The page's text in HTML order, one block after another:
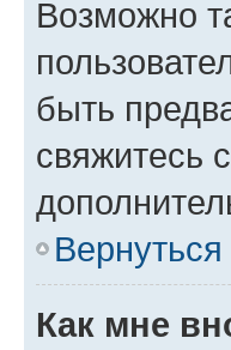
Возможно
быть
свяжитесь
Как мне